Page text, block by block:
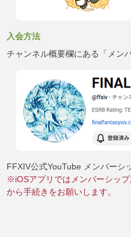
入会方法
チャンネル概要欄にある「メン
FFXIV公式YouTube メンバーシ
※iOSアプリではメンバーシッ
から手続きをお願いします。